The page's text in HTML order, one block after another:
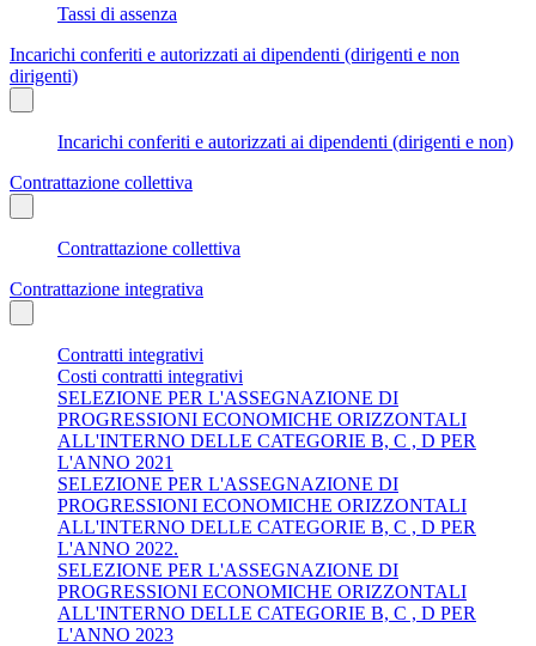
Tassi di assenza
Incarichi conferiti e autorizzati ai dipendenti (dirigenti e non
dirigenti)
Incarichi conferiti e autorizzati ai dipendenti (dirigenti e non)
Contrattazione collettiva
Contrattazione collettiva
Contrattazione integrativa
Contratti integrativi
Costi contratti integrativi
SELEZIONE PER L'ASSEGNAZIONE DI
PROGRESSIONI ECONOMICHE ORIZZONTALI
ALL'INTERNO DELLE CATEGORIE B, C , D PER
L'ANNO 2021
SELEZIONE PER L'ASSEGNAZIONE DI
PROGRESSIONI ECONOMICHE ORIZZONTALI
ALL'INTERNO DELLE CATEGORIE B, C , D PER
L'ANNO 2022.
SELEZIONE PER L'ASSEGNAZIONE DI
PROGRESSIONI ECONOMICHE ORIZZONTALI
ALL'INTERNO DELLE CATEGORIE B, C , D PER
L'ANNO 2023